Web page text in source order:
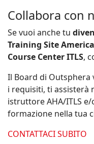
Collabora con
Se vuoi anche tu
Training Site
Course Center ITLS,
Il Board di Outsphera
i requisiti, ti assisterà
istruttore AHA/ITLS
formazione nella tua
CONTATTACI SUBITO